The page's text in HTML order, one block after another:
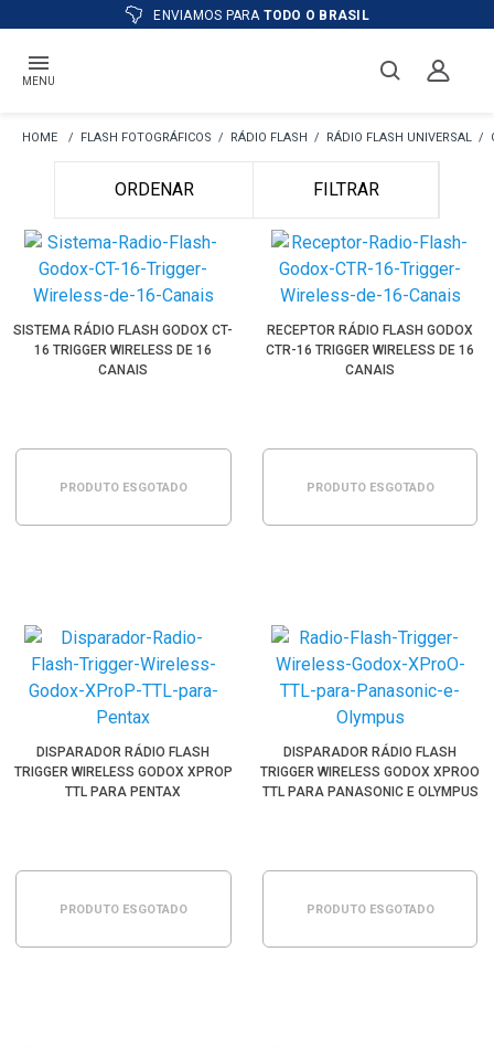
ENVIAMOS PARA TODO O BRASIL
MENU
FLASH FOTOGRÁFICOS RÁDIO FLASH RÁDIO FLASH UNIVERSAL
ORDENAR FILTRAR
SISTEMA RÁDIO FLASH GODOX CT-
16 TRIGGER WIRELESS DE 16
CANAIS
PRODUTO ESGOTADO
RECEPTOR RÁDIO FLASH GODOX
CTR-16 TRIGGER WIRELESS DE 16
CANAIS
PRODUTO ESGOTADO
DISPARADOR RÁDIO FLASH
TRIGGER WIRELESS GODOX XPROP
TTL PARA PENTAX
PRODUTO ESGOTADO
DISPARADOR RÁDIO FLASH
TRIGGER WIRELESS GODOX XPROO
TTL PARA PANASONIC E OLYMPUS
PRODUTO ESGOTADO